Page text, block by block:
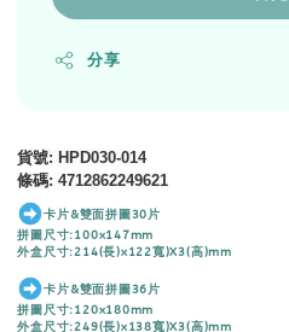
分享
貨號: HPD030-014
條碼:4712862249621
卡片&雙面拼圖30片
拼圖尺寸:100x147mm
外盒尺寸:214(長)x122寬)X3(高)mm
卡片&雙面拼圖36片
拼圖尺寸:120x180mm
外盒尺寸:249(長)x138寬)X3(高)mm